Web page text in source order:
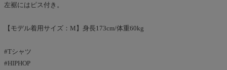
左裾にはピス付き。
【モデル着用サイズ：M】身長173cm/体重60kg
#Tシャツ
#HIPHOP